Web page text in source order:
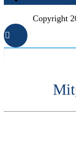
Copyright